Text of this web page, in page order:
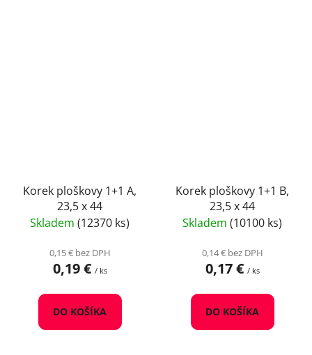
Korek ploškovy 1+1 A,
23,5 x 44
Skladem (12370 ks)
0,15 € bez DPH
0,19 € / ks
DO KOŠÍKA
Korek ploškovy 1+1 B,
23,5 x 44
Skladem (10100 ks)
0,14 € bez DPH
0,17 € / ks
DO KOŠÍKA